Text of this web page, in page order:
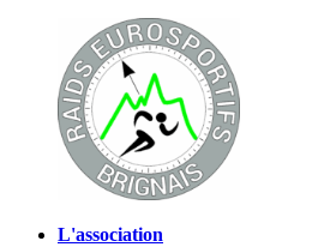
L'association